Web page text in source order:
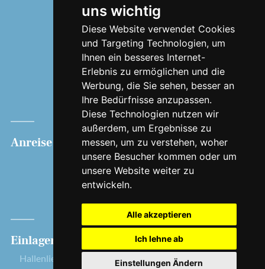
uns wichtig
Diese Website verwendet Cookies
und Targeting Technologien, um
Ihnen ein besseres Internet-
Erlebnis zu ermöglichen und die
Werbung, die Sie sehen, besser an
Ihre Bedürfnisse anzupassen.
Diese Technologien nutzen wir
außerdem, um Ergebnisse zu
messen, um zu verstehen, woher
unsere Besucher kommen oder um
unsere Website weiter zu
entwickeln.
Alle akzeptieren
Ich lehne ab
Einstellungen Ändern
Barrierefrei
Edeka
Frisch vom Kutter
Geschichte
Jobs
Presse
Anreise Bootsverleih
Lobster
Auster
Cockle
Hafen
Liegeplatz
Seenotrettung
Einlagerung
Hallenliegeplatz
Rechtliches
Impressum